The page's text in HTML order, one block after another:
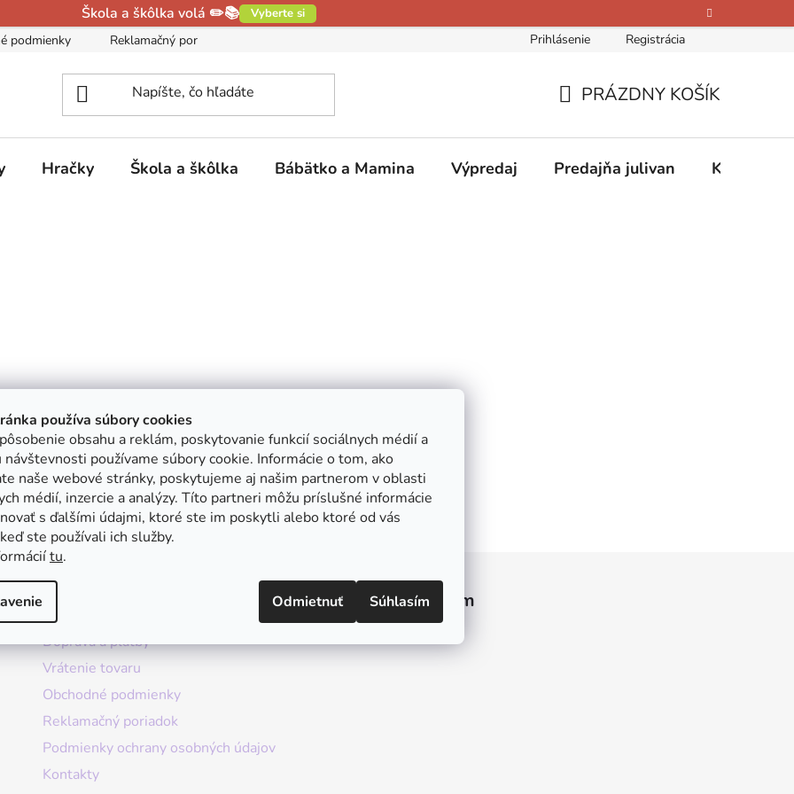
používa súbory cookies
obsahu a reklám, poskytovanie funkcií sociálnych médií a
návštevnosti používame súbory cookie. Informácie o tom, ako
naše webové stránky, poskytujeme aj našim partnerom v oblasti
médií, inzercie a analýzy. Títo partneri môžu príslušné informácie
s ďalšími údajmi, ktoré ste im poskytli alebo ktoré od vás
ste používali ich služby.
tu.
Odmietnuť Súhlasím
Škola a škôlka volá ✏️📚 Vyberte si
podmienky Reklamačný poriadok Kontakty O nás Hodnotenie obchodu
Prihlásenie Registrácia
KOŠÍK
PRÁZDNY KOŠÍK
Hračky Škola a škôlka Bábätko a Mamina Výpredaj Predajňa julivan Kontakty
Doprava a platby
Vrátenie tovaru
Obchodné podmienky
Reklamačný poriadok
Podmienky ochrany osobných údajov
Kontakty
Instagram